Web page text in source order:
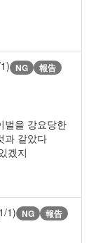
NG 報告
벌을 강요당한
과 같았다
겠지
1) NG 報告